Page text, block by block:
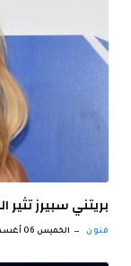
بريتني سبيرز
فنون الخميس 06 أغسطس 3:18 م